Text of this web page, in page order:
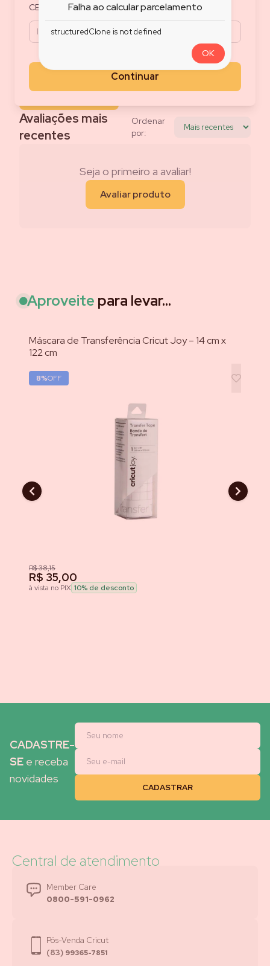
CEP
Continuar
0
Avalie esse produto
Compartilhe o que achou do produto
Avaliar produto
Avaliações mais
recentes
Ordenar
por:
Seja o primeiro a avaliar!
Avaliar produto
Aproveite para levar...
Máscara de Transferência Cricut Joy – 14 cm x
122 cm
8%OFF
R$ 38,15
R$ 35,00
à vista no PIX 10% de desconto
CADASTRE-
SE e receba
novidades
Central de atendimento
Member Care
0800-591-0962
Pós-Venda Cricut
(83) 99365-7851
Falha ao calcular parcelamento
structuredClone is not defined
OK